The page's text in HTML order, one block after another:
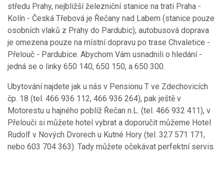
středu Prahy, nejbližší železniční stanice na trati Praha -
Kolín - Česká Třebová je Řečany nad Labem (stanice pouze
osobních vlaků z Prahy do Pardubic), autobusová doprava
je omezena pouze na místní dopravu po trase Chvaletice -
Přelouč - Pardubice. Abychom Vám usnadnili o hledání -
jedná se o linky 650 140, 650 150, a 650 300.
Ubytování najdete jak u nás v Pensionu T ve Zdechovicích
čp. 18 (tel. 466 936 112, 466 936 264), pak ještě v
Motorestu u hajného poblíž Řečan n.L. (tel. 466 932 411), v
Přelouči si můžete hotel vybrat a doporučit můžeme Hotel
Rudolf v Nových Dvorech u Kutné Hory (tel. 327 571 171,
nebo 603 704 363). Tady můžete očekávat perfektní servis.